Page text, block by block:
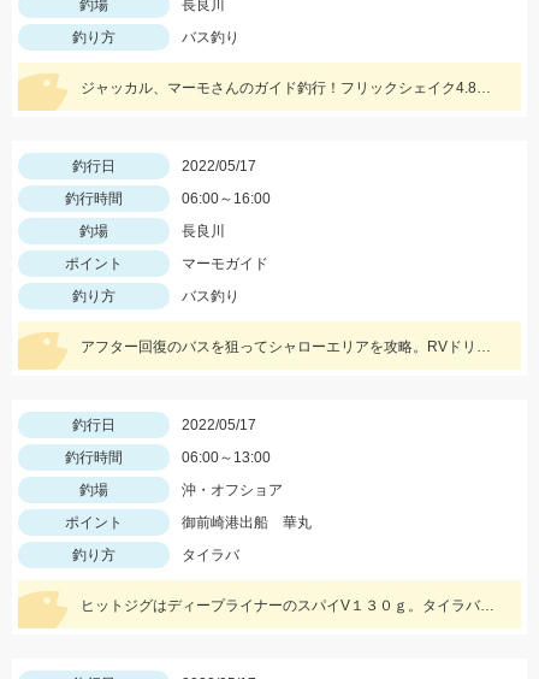
釣場
長良川
釣り方
バス釣り
ジャッカル、マーモさんのガイド釣行！フリックシェイク4.8インチとRVドリフトフライ3インチで釣れました！
釣行日
2022/05/17
釣行時間
06:00～16:00
釣場
長良川
ポイント
マーモガイド
釣り方
バス釣り
アフター回復のバスを狙ってシャローエリアを攻略。RVドリフトフライ、フリックシェイク4.8インチでの釣果でした。
釣行日
2022/05/17
釣行時間
06:00～13:00
釣場
沖・オフショア
ポイント
御前崎港出船 華丸
釣り方
タイラバ
ヒットジグはディープライナーのスパイV１３０ｇ。タイラバは、なみだまＴＧ８０ｇやビンビン玉１００ｇ等を使用